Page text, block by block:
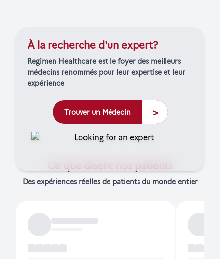
À la recherche d'un expert?
Regimen Healthcare est le foyer des meilleurs
médecins renommés pour leur expertise et leur
expérience
Trouver un Médecin >
Ce que disent nos patients
Des expériences réelles de patients du monde entier